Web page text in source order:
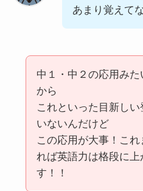
あまり覚えて
中１・中２の応用み
から
これといった目新しい
いないんだけど
この応用が大事！これ
れば英語力は格段に上
す！！